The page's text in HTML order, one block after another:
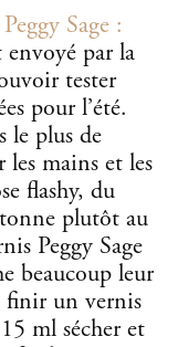
Sage :
par la
tester
pour l’été.
le plus de
les mains et les
flashy, du
plutôt au
Peggy Sage
beaucoup leur
finir un vernis
ml sécher et